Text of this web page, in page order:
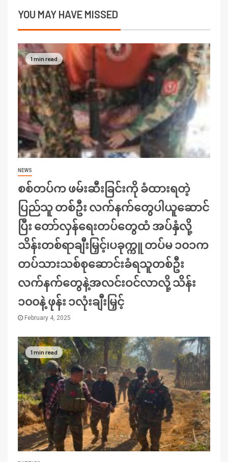
YOU MAY HAVE MISSED
1 min read
NEWS
စစ်တပ်က ဖမ်းဆီးခြင်းကို ခံထားရတဲ့
ပြည်သူ တစ်ဦး လက်နက်တွေပါယူဆောင်
ပြီး တော်လှန်ရေးတပ်တွေထံ အပ်နှံလို့
သိန်းတစ်ရာချီးမြှင့်၊ပခုက္ကူ တပ်မ ၁၀၁က
တပ်သားသစ်စုဆောင်းခံရသူတစ်ဦး
လက်နက်တွေနဲ့အလင်းဝင်လာလို့ သိန်း
၁၀၀နဲ့ ဖုန်း ၁လုံးချီးမြှင့်
February 4, 2025
1 min read